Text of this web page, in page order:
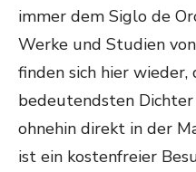
immer dem Siglo de
Werke und Studien
finden sich hier wieder,
bedeutendsten Dichter
ohnehin direkt in der
ist ein kostenfreier